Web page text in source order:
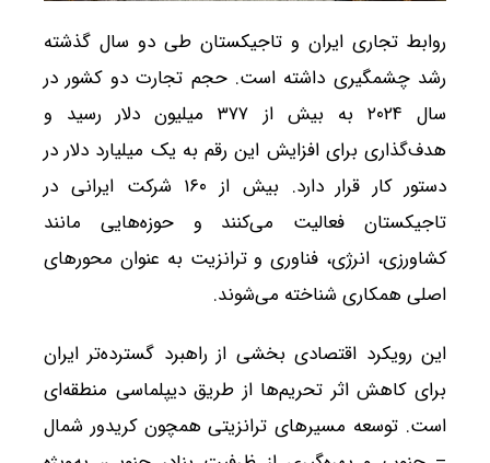
روابط تجاری ایران و تاجیکستان طی دو سال گذشته
رشد چشمگیری داشته است. حجم تجارت دو کشور در
سال ۲۰۲۴ به بیش از ۳۷۷ میلیون دلار رسید و
هدف‌گذاری برای افزایش این رقم به یک میلیارد دلار در
دستور کار قرار دارد. بیش از ۱۶۰ شرکت ایرانی در
تاجیکستان فعالیت می‌کنند و حوزه‌هایی مانند
کشاورزی، انرژی، فناوری و ترانزیت به عنوان محورهای
اصلی همکاری شناخته می‌شوند.
این رویکرد اقتصادی بخشی از راهبرد گسترده‌تر ایران
برای کاهش اثر تحریم‌ها از طریق دیپلماسی منطقه‌ای
است. توسعه مسیرهای ترانزیتی همچون کریدور شمال